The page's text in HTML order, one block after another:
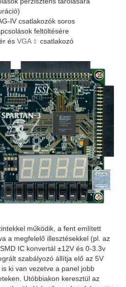
IV csatlakozók soros
feltöltésére
és VGA csatlakozó
működik, a fent említett
a megfelelő illesztésekkel (pl. az
IC konvertál ±12V és 0-3.3v
szabályozó állítja elő az 5V
ki van vezetve a panel jobb
Utóbbiakon keresztül az